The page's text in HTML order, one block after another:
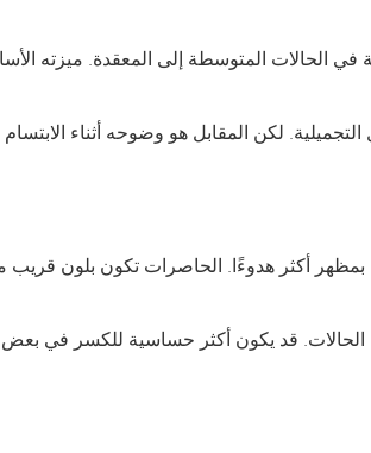
في الحالات المتوسطة إلى المعقدة. ميزته
لكن المقابل هو وضوحه أثناء
أكثر هدوءًا. الحاصرات تكون بلون قريب
قد يكون أكثر حساسية للكسر في بعض